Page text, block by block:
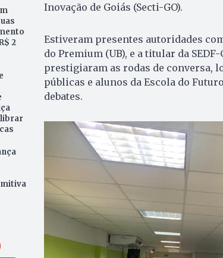
2
Inovação de Goiás (Secti-GO).
Estiveram presentes autoridades
do Premium (UB), e a titular da
prestigiaram as rodas de conversa,
públicas e alunos da Escola do
debates.